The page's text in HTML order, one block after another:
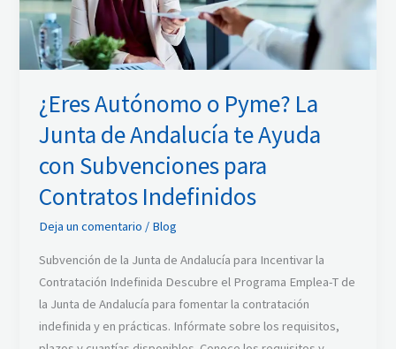
¿Eres Autónomo o Pyme? La
Junta de Andalucía te Ayuda
con Subvenciones para
Contratos Indefinidos
Deja un comentario / Blog
Subvención de la Junta de Andalucía para Incentivar la
Contratación Indefinida Descubre el Programa Emplea-T de
la Junta de Andalucía para fomentar la contratación
indefinida y en prácticas. Infórmate sobre los requisitos,
de
Andalucía
te
con
Subvenciones
para
Contratos
Indefinidos